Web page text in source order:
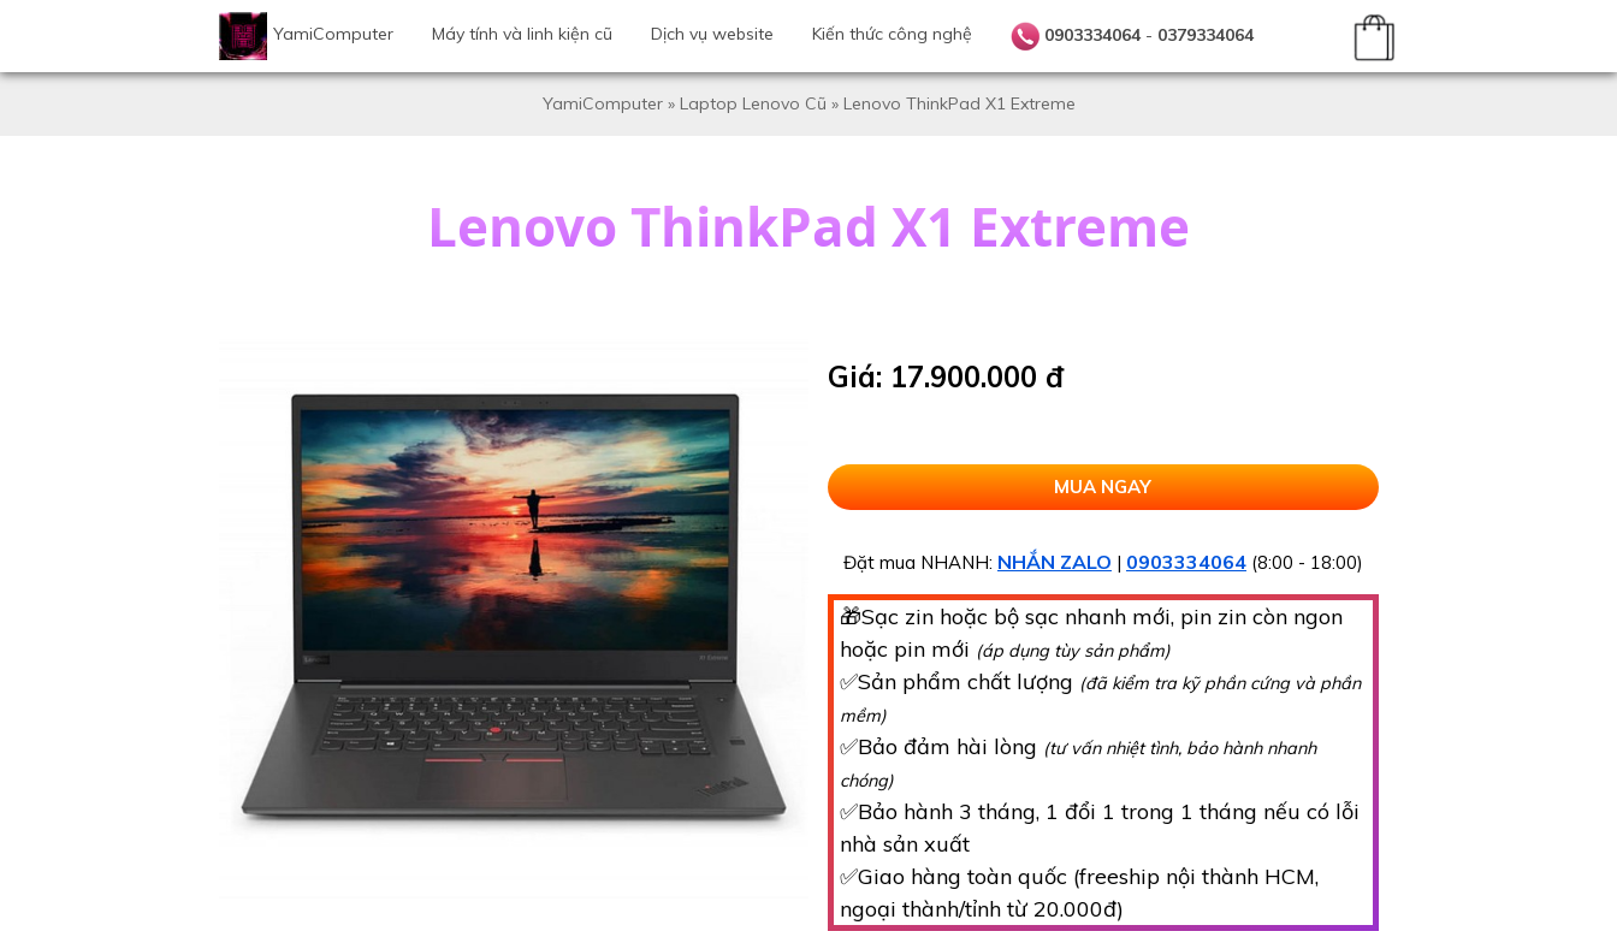
YamiComputer Máy tính và linh kiện cũ Dịch vụ website Kiến thức công nghệ 0903334064- 0379334064
YamiComputer» Laptop Lenovo Cũ » Lenovo ThinkPad X1 Extreme
Lenovo ThinkPad X1 Extreme
Giá: 17.900.000 đ
Đặt mua NHANH: NHẮN ZALO | 0903334064(8:00 - 18:00)
🎁Sạc zin hoặc bộ sạc nhanh mới, pin zin còn ngon
hoặc pin mới (áp dụng tùy sản phẩm)
✅Sản phẩm chất lượng (đã kiểm tra kỹ phần cứng và phần
mềm)
✅Bảo đảm hài lòng (tư vấn nhiệt tình, bảo hành nhanh
chóng)
✅Bảo hành 3 tháng, 1 đổi 1 trong 1 tháng nếu có lỗi
nhà sản xuất
✅Giao hàng toàn quốc (freeship nội thành HCM,
ngoại thành/tỉnh từ 20.000đ)